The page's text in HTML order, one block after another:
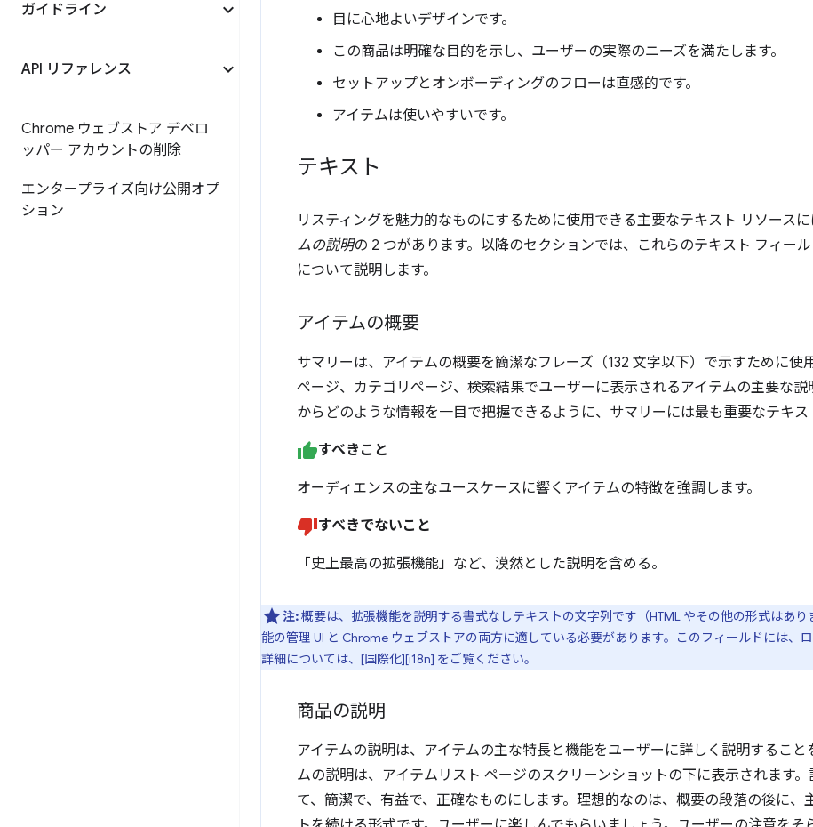
ガイドライン
API リファレンス
Chrome ウェブストア デベロ
ッパー アカウントの削除
エンタープライズ向け公開オプ
ション
目に心地よいデザインです。
この商品は明確な目的を示し、ユーザーの実際のニーズを満たします。
セットアップとオンボーディングのフローは直感的です。
アイテムは使いやすいです。
テキスト
リスティングを魅力的なものにするために使用できる主要なテキスト リソースに
ムの説明の 2 つがあります。以降のセクションでは、これらのテキスト フィー
について説明します。
アイテムの概要
サマリーは、アイテムの概要を簡潔なフレーズ（132 文字以下）で示すために使
ページ、カテゴリページ、検索結果でユーザーに表示されるアイテムの主要な説
からどのような情報を一目で把握できるように、サマリーには最も重要なテキス
すべきこと
オーディエンスの主なユースケースに響くアイテムの特徴を強調します。
すべきでないこと
「史上最高の拡張機能」など、漠然とした説明を含める。
注:概要は、拡張機能を説明する書式なしテキストの文字列です（HTML やその他の形式はあ
能の管理 UI と Chrome ウェブストアの両方に適している必要があります。このフィールドには、
詳細については、[国際化][i18n] をご覧ください。
商品の説明
アイテムの説明は、アイテムの主な特長と機能をユーザーに詳しく説明すること
ムの説明は、アイテムリスト ページのスクリーンショットの下に表示されます
て、簡潔で、有益で、正確なものにします。理想的なのは、概要の段落の後に、